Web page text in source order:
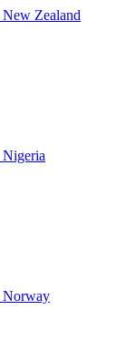
New Zealand
Nigeria
Norway